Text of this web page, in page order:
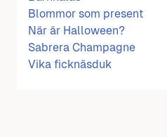
Blommor som present
När är Halloween?
Sabrera Champagne
Vika ficknäsduk